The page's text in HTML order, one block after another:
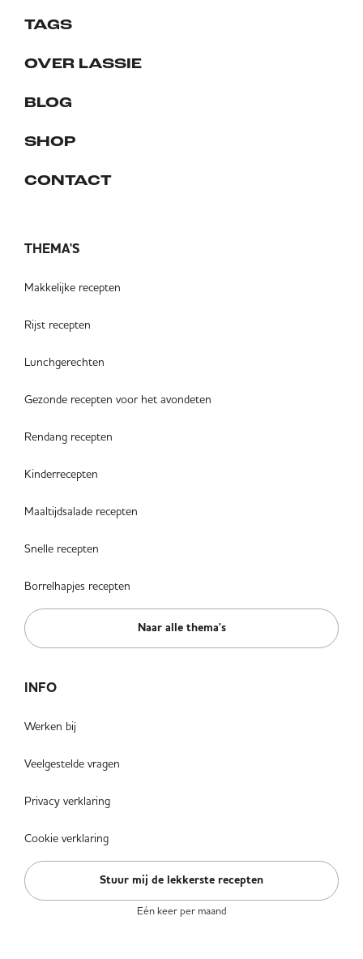
TAGS
OVER LASSIE
BLOG
SHOP
CONTACT
THEMA'S
Makkelijke recepten
Rijst recepten
Lunchgerechten
Gezonde recepten voor het avondeten
Rendang recepten
Kinderrecepten
Maaltijdsalade recepten
Snelle recepten
Borrelhapjes recepten
Naar alle thema's
INFO
Werken bij
Veelgestelde vragen
Privacy verklaring
Cookie verklaring
Stuur mij de lekkerste recepten
Eén keer per maand